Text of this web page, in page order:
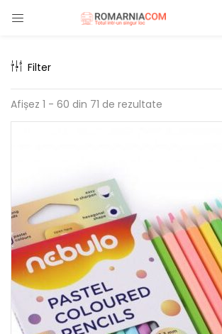
LOGIN
Enter your username and password to login.
Lost password?
Filter
Afișez 1 - 60 din 71 de rezultate